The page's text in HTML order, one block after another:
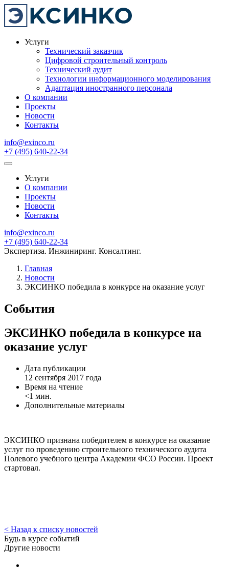
Услуги
Технический заказчик
Цифровой строительный контроль
Технический аудит
Технологии информационного моделирования
Адаптация иностранного персонала
О компании
Проекты
Новости
Контакты
info@exinco.ru
+7 (495) 640-22-34
Услуги
О компании
Проекты
Новости
Контакты
info@exinco.ru
+7 (495) 640-22-34
Экспертиза. Инжиниринг. Консалтинг.
Главная
Новости
ЭКСИНКО победила в конкурсе на оказание услуг
События
ЭКСИНКО победила в конкурсе на
оказание услуг
Дата публикации
12 сентября 2017 года
Время на чтение
<1 мин.
Дополнительные материалы
ЭКСИНКО признана победителем в конкурсе на оказание
услуг по проведению строительного технического аудита
Полевого учебного центра Академии ФСО России. Проект
стартовал.
< Назад к списку новостей
Будь в курсе событий
Другие новости